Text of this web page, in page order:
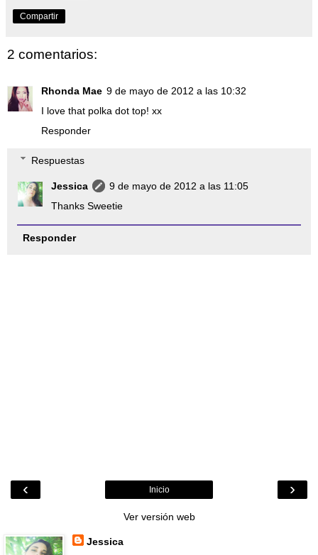
Compartir
2 comentarios:
Rhonda Mae 9 de mayo de 2012 a las 10:32
I love that polka dot top! xx
Responder
Respuestas
Jessica
9 de mayo de 2012 a las 11:05
Thanks Sweetie
Responder
‹ ›
Inicio
Ver versión web
Jessica